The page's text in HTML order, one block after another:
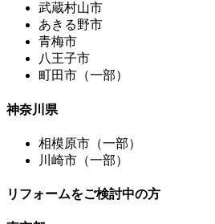
武蔵村山市
あきる野市
青梅市
八王子市
町田市（一部）
神奈川県
相模原市（一部）
川崎市（一部）
リフォームをご検討中の方